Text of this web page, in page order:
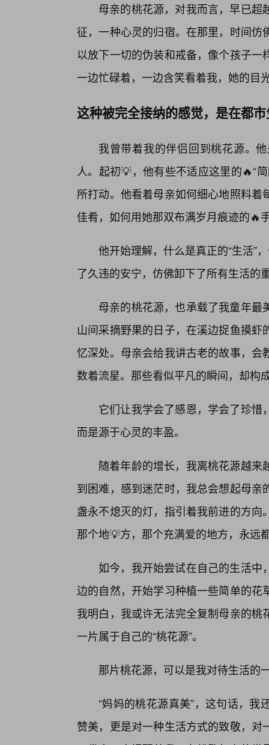
母亲的桃花源，对我而言，早已
征，一种心灵的归宿。在那里，时间
以放下一切的伪装和戒备，像个孩子
一边忙碌着，一边含笑看着我，她的目
这种被完全接纳的感觉，是在都
我曾带着我的伴侣回到桃花源。
人。起初💡，他有些不适应这里的🔥“
所打动。他看着母亲如何细心地照料
佳肴，如何用她那双布满岁月痕迹的🔥
他开始理解，什么是真正的“生活”
了久违的安宁，仿佛卸下了所有生活的
母亲的桃花源，也承载了我童年
山间采摘野果的日子，在溪边捉鱼摸
忆深处。母亲会给我讲古老的故事，
数着流星。那些看似平凡的瞬间，却构
它们让我学会了感恩，学会了珍
而是源于心灵的丰盈。
随着年龄的增长，我离桃花源越
到困难，感到迷茫时，我总会想起母
盏永不熄灭的灯，指引着我前进的方
那个地💡方，那个充满爱的地方，永远
如今，我开始尝试在自己的生活中
边的自然，开始学习种植一些简单的
我明白，我或许无法完全复制母亲的
一片属于自己的“桃花源”。
那片桃花源，可以是我对待生活的
“妈妈的桃花源真美”，这句话，
赞美，更是对一种生活方式的致敬，